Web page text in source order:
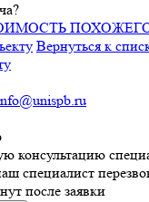
Вернуться к
консультацию
специалист
после заявки